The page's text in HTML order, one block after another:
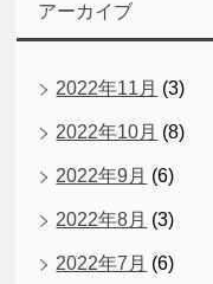
アーカイブ
2022年11月 (3)
2022年10月 (8)
2022年9月 (6)
2022年8月 (3)
2022年7月 (6)